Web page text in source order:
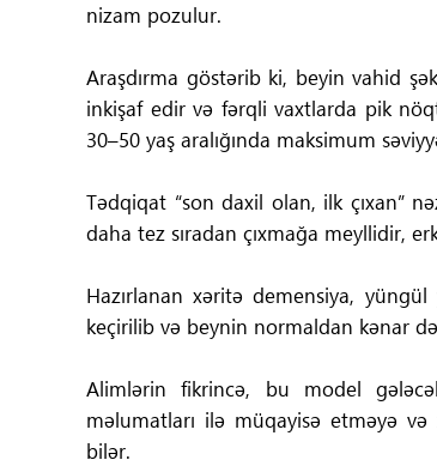
nizam pozulur.
Araşdırma göstərib ki, beyin vahid
inkişaf edir və fərqli vaxtlarda pik
30–50 yaş aralığında maksimum
Tədqiqat “son daxil olan, ilk çıxan”
daha tez sıradan çıxmağa meyllidir,
Hazırlanan xəritə demensiya,
keçirilib və beynin normaldan kənar
Alimlərin fikrincə, bu model
məlumatları ilə müqayisə etməyə
bilər.